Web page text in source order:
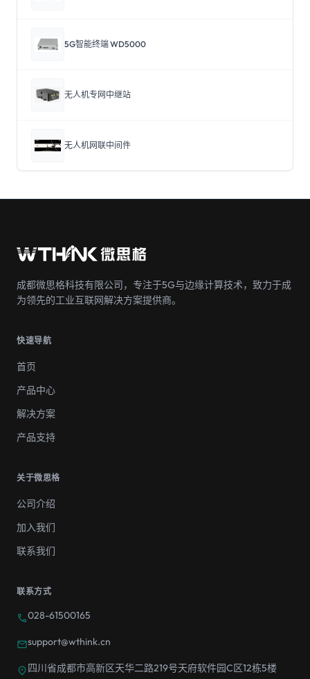
5G智能终端 WD5000
无人机专网中继站
无人机网联中间件
成都微思格科技有限公司，专注于5G与边缘计算技术，致力于成
为领先的工业互联网解决方案提供商。
快速导航
首页
产品中心
解决方案
产品支持
关于微思格
公司介绍
加入我们
联系我们
联系方式
call028-61500165
mailsupport@wthink.cn
location_on四川省成都市高新区天华二路219号天府软件园C区12栋5楼